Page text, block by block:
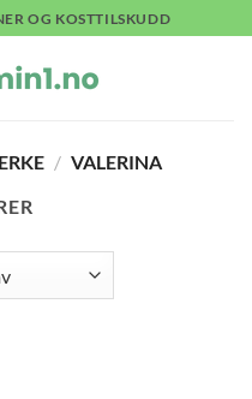
OG KOSTTILSKUDD
/ VALERINA